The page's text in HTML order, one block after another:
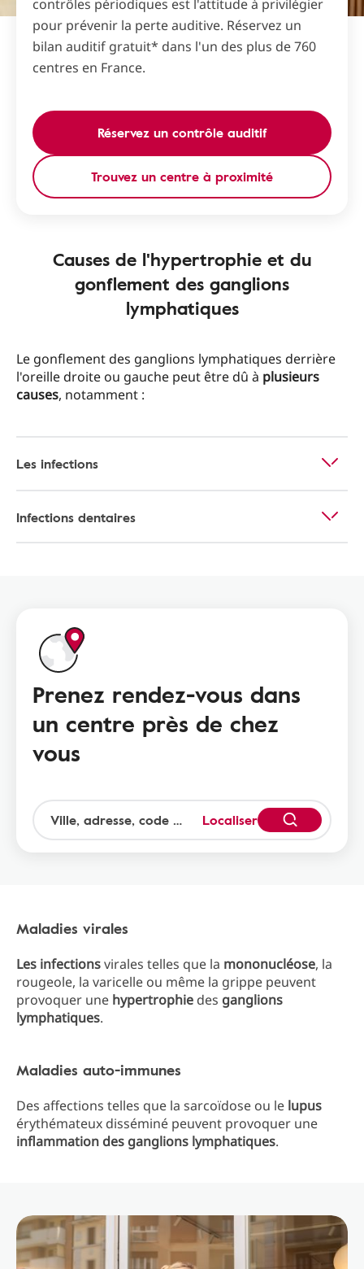
contrôles périodiques est l'attitude à privilégier
pour prévenir la perte auditive. Réservez un
bilan auditif gratuit* dans l'un des plus de 760
centres en France.
Réservez un contrôle auditif
Trouvez un centre à proximité
Causes de l'hypertrophie et du
gonflement des ganglions
lymphatiques
Le gonflement des ganglions lymphatiques derrière
l'oreille droite ou gauche peut être dû à plusieurs
causes, notamment :
Les infections
Infections dentaires
Prenez rendez-vous dans
un centre près de chez
vous
Localiser
Maladies virales
Les infectionsvirales telles que la mononucléose, la
rougeole, la varicelle ou même la grippe peuvent
provoquer une hypertrophie des ganglions
lymphatiques.
Maladies auto-immunes
Des affections telles que la sarcoïdose ou le lupus
érythémateux disséminé peuvent provoquer une
inflammation des ganglions lymphatiques.